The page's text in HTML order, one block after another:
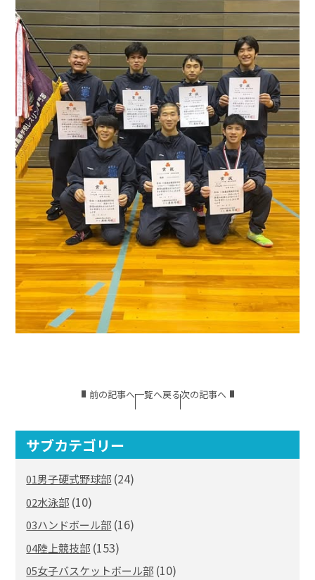
前の記事へ一覧へ戻る次の記事へ
サブカテゴリー
01男子硬式野球部 (24)
02水泳部 (10)
03ハンドボール部 (16)
04陸上競技部 (153)
05女子バスケットボール部 (10)